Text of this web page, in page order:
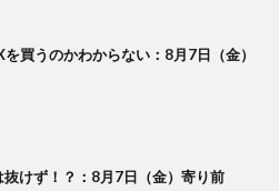
買うのかわからない：8月7日（金）
抜けず！？：8月7日（金）寄り前